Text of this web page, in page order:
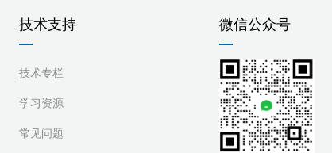
微信公众号
技术支持
技术专栏
学习资源
常见问题